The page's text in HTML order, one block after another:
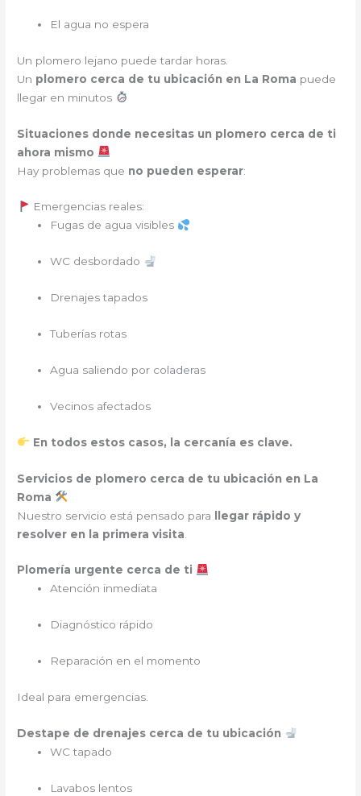
El agua no espera
Un plomero lejano puede tardar horas.
Un plomero cerca de tu ubicación en La Roma puede
llegar en minutos
Situaciones donde necesitas un plomero cerca de ti
ahora mismo
Hay problemas que no pueden esperar:
Emergencias reales:
Fugas de agua visibles
WC desbordado
Drenajes tapados
Tuberías rotas
Agua saliendo por coladeras
Vecinos afectados
En todos estos casos, la cercanía es clave.
Servicios de plomero cerca de tu ubicación en La
Roma
Nuestro servicio está pensado para llegar rápido y
resolver en la primera visita
Plomería urgente cerca de ti
Atención inmediata
Diagnóstico rápido
Reparación en el momento
Ideal para emergencias.
Destape de drenajes cerca de tu ubicación
WC tapado
Lavabos lentos